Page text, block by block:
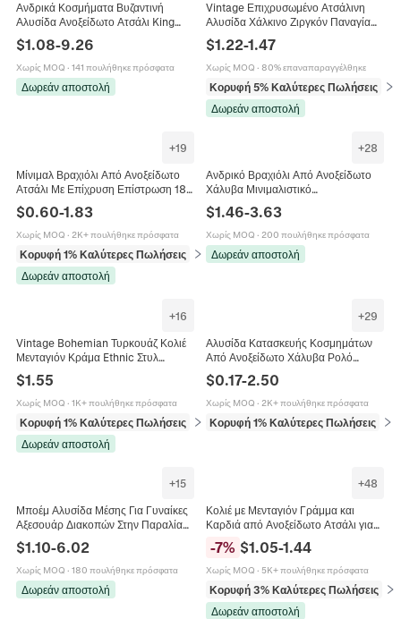
Ανδρικά Κοσμήματα Βυζαντινή
Αλυσίδα Ανοξείδωτο Ατσάλι King
Link Punk Hip Hop Κολιέ Βραχιόλι
$1.08-9.26
Χωρίς MOQ · 141 πουλήθηκε πρόσφατα
Δωρεάν αποστολή
Vintage Επιχρυσωμένο Ατσάλινη
Αλυσίδα Χάλκινο Ζιργκόν Παναγία
Μενταγιόν Κολιέ Θρησκευτικό
Πορτρέτο Κοσμήματα για Γυναίκες
$1.22-1.47
Χωρίς MOQ · 80% επαναπαραγγέλθηκε
Κορυφή 5% Καλύτερες Πωλήσεις
σε
Δωρεάν αποστολή
+19
Μίνιμαλ Βραχιόλι Από Ανοξείδωτο
Ατσάλι Με Επίχρυση Επίστρωση 18K
Αλυσίδα Για Γυναίκες Άνδρες Unisex
Μόδα Κοσμήματα Δώρο
Ρυθμιζόμενο Στυλ Φίδι Σχοινί
Κουβανέζικο Αξεσουάρ
$0.60-1.83
Χωρίς MOQ · 2K+ πουλήθηκε πρόσφατα
Κορυφή 1% Καλύτερες Πωλήσεις
σε Βραχιόλια
Δωρεάν αποστολή
+28
Ανδρικό Βραχιόλι Από Ανοξείδωτο
Χάλυβα Μινιμαλιστικό
Επιχρυρυσωμένο 18K Αλυσίδα Φίδι
Κοσμήματα Μόδας
$1.46-3.63
Χωρίς MOQ · 200 πουλήθηκε πρόσφατα
Δωρεάν αποστολή
+16
Vintage Bohemian Τυρκουάζ Κολιέ
Μενταγιόν Κράμα Ethnic Στυλ
Κοσμήματα Για Γυναίκες Ρετρό
Αλυσίδα Από Ατσάλι Τιτανίου
$1.55
Χωρίς MOQ · 1K+ πουλήθηκε πρόσφατα
Κορυφή 1% Καλύτερες Πωλήσεις
σε Κολιέ
Δωρεάν αποστολή
+29
Αλυσίδα Κατασκευής Κοσμημάτων
Από Ανοξείδωτο Χάλυβα Ρολό
Επιχρυσωμένο 18K Ημιτελείς
Αλυσίδες Για Κολιέ Βραχιόλι
Χειροτεχνία
$0.17-2.50
Χωρίς MOQ · 2K+ πουλήθηκε πρόσφατα
Κορυφή 1% Καλύτερες Πωλήσεις σε
+15
Μποέμ Αλυσίδα Μέσης Για Γυναίκες
Αξεσουάρ Διακοπών Στην Παραλία
Με Ψεύτικο Τεχνητό Μαργαριτάρι
Κοχύλι Αστερία Κράμα Κοσμήματα
Σώματος
$1.10-6.02
Χωρίς MOQ · 180 πουλήθηκε πρόσφατα
Δωρεάν αποστολή
+48
Κολιέ με Μενταγιόν Γράμμα και
Καρδιά από Ανοξείδωτο Ατσάλι για
Γυναίκες Αλυσίδα Box Μόδα
Κοσμήματα Δώρο
-7% $1.05-1.44
Χωρίς MOQ · 5K+ πουλήθηκε πρόσφατα
Κορυφή 3% Καλύτερες Πωλήσεις
σε
Δωρεάν αποστολή